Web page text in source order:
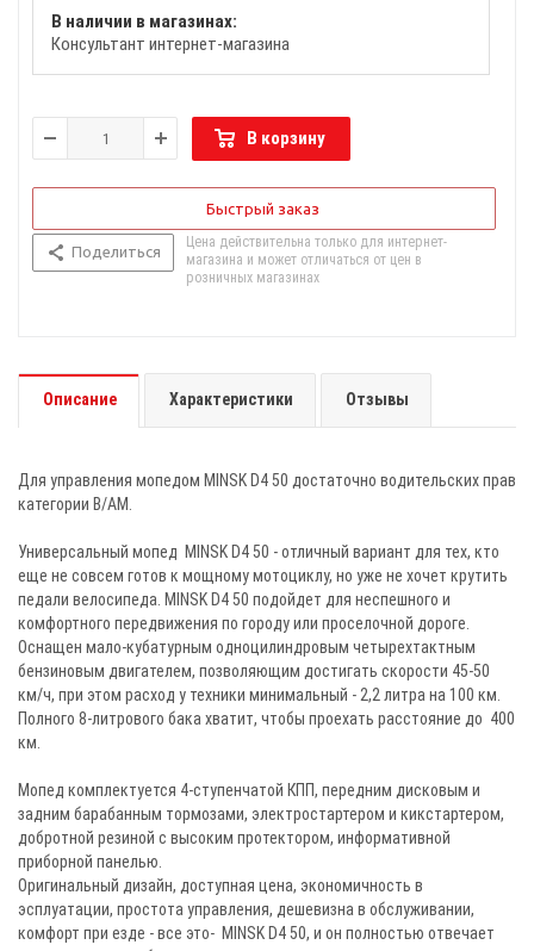
В наличии в магазинах:
Консультант интернет-магазина
В корзину
Быстрый заказ
Поделиться
Цена действительна только для интернет-
магазина и может отличаться от цен в
розничных магазинах
Описание Характеристики Отзывы
Для управления мопедом MINSK D4 50 достаточно водительских прав
категории B/АM.
Универсальный мопед MINSK D4 50 - отличный вариант для тех, кто
еще не совсем готов к мощному мотоциклу, но уже не хочет крутить
педали велосипеда. MINSK D4 50 подойдет для неспешного и
комфортного передвижения по городу или проселочной дороге.
Оснащен мало-кубатурным одноцилиндровым четырехтактным
бензиновым двигателем, позволяющим достигать скорости 45-50
км/ч, при этом расход у техники минимальный - 2,2 литра на 100 км.
Полного 8-литрового бака хватит, чтобы проехать расстояние до 400
км.
Мопед комплектуется 4-ступенчатой КПП, передним дисковым и
задним барабанным тормозами, электростартером и кикстартером,
добротной резиной с высоким протектором, информативной
приборной панелью.
Оригинальный дизайн, доступная цена, экономичность в
эсплуатации, простота управления, дешевизна в обслуживании,
комфорт при езде - все это- MINSK D4 50, и он полностью отвечает